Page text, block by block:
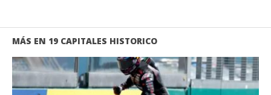
MÁS EN 19 CAPITALES HISTORICO